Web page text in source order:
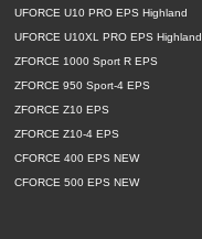
UFORCE U10 PRO EPS Highland
UFORCE U10XL PRO EPS Highland
ZFORCE 1000 Sport R EPS
ZFORCE 950 Sport-4 EPS
ZFORCE Z10 EPS
ZFORCE Z10-4 EPS
CFORCE 400 EPS NEW
CFORCE 500 EPS NEW